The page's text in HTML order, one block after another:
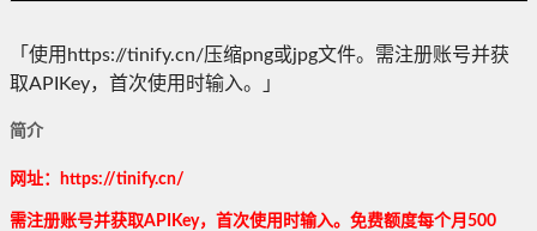
「使用https://tinify.cn/压缩png或jpg文件。需注册账号并获
取APIKey，首次使用时输入。」
简介
网址： https://tinify.cn/
需注册账号并获取APIKey，首次使用时输入。免费额度每个月500